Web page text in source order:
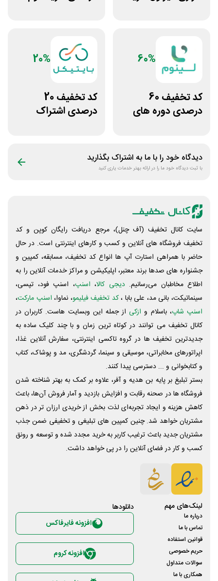
60%
کد تخفیف 60
درصدی دوره های
20%
کد تخفیف 20
درصدی اشتراک
دیدگاه خود را با ما به اشتراک بگذارید
با ثبت دیدگاه خود ما را در ارائه بهتر خدمات یاری کنید
سایت کانال تخفیف (آف چنل)، مرجع دریافت رایگان کوپن و کد
تخفیف فروشگاه های آنلاین و کسب و‌ کارهای اینترنتی است. در حال
حاضر با همراهی استارت آپ ها انواع کد تخفیف، مسابقه، کمپین و
جشنواره های صدها برند معتبر، اپلیکیشن و مراکز خدمات آنلاین را به
اطلاع مخاطبان می‌رسانیم. دیجی کالا، اسنپ، اسنپ فود، تپسی،
سینماتیکت، بانی مد، علی‌ بابا ،کد تخفیف فیلیمو، نماوا، اسنپ مارکت،
اسنپ شاپ، باسلام و ازکی از جمله این وبسایت ‌هاست. کاربران در
کانال تخفیف می توانند در کوتاه ترین زمان و با چند کلیک ساده به
جدیدترین تخفیف ها در گروه تاکسی اینترنتی، سفارش آنلاین غذا،
اپراتورهای مخابراتی، موسیقی و سینما، گردشگری، مد و پوشاک، کتاب
و کتابخوانی و ... دسترسی پیدا کنند.
بستر تبلیغ بر پایه بن هدیه و آفر، علاوه بر کمک به بهتر شناخته شدن
فروشگاه ها در صحنه رقابت و افزایش بازدید و آمار فروش آن‌ها، باعث
کاهش هزینه و ایجاد تجربه‌ای لذت بخش از خریدی ارزان تر در ذهن
مشتریان خواهد شد. چنین کمپین های تبلیغی و تخفیفی ضمن جذب
مشتریان جدید باعث ترغیب کاربر به خرید مجدد شده و توسعه و رونق
کسب و کار در فضای آنلاین را در پی خواهد داشت.
لینک‌های مهم
درباره ما
تماس با ما
قوانین استفاده
حریم خصوصی
سوالات متداول
همکاری با ما
دانلود‌ها
افزونه فایرفاکس
افزونه کروم